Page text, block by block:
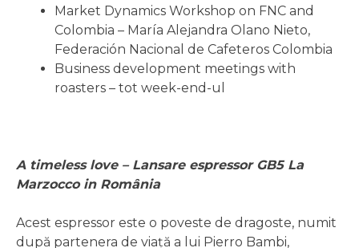
Market Dynamics Workshop on FNC and
Colombia – María Alejandra Olano Nieto,
Federación Nacional de Cafeteros Colombia
Business development meetings with
roasters – tot week-end-ul
A timeless love – Lansare espressor GB5 La
Marzocco in România
Acest espressor este o poveste de dragoste, numit
după partenera de viață a lui Pierro Bambi,